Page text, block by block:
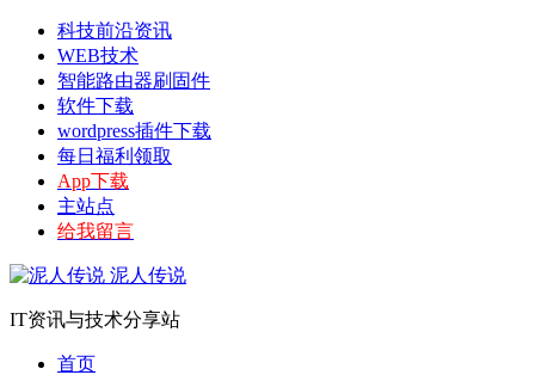
科技前沿资讯
WEB技术
智能路由器刷固件
软件下载
wordpress插件下载
每日福利领取
App下载
主站点
给我留言
泥人传说
IT资讯与技术分享站
首页